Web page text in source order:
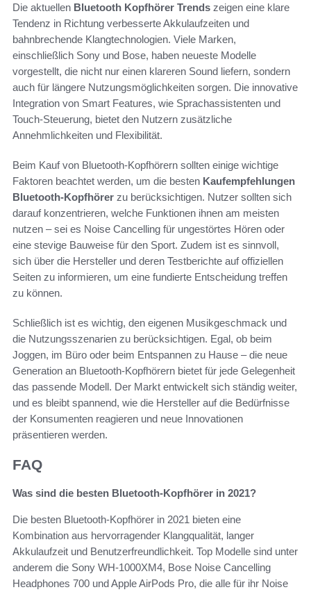
Die aktuellen Bluetooth Kopfhörer Trends zeigen eine klare
Tendenz in Richtung verbesserte Akkulaufzeiten und
bahnbrechende Klangtechnologien. Viele Marken,
einschließlich Sony und Bose, haben neueste Modelle
vorgestellt, die nicht nur einen klareren Sound liefern, sondern
auch für längere Nutzungsmöglichkeiten sorgen. Die innovative
Integration von Smart Features, wie Sprachassistenten und
Touch-Steuerung, bietet den Nutzern zusätzliche
Annehmlichkeiten und Flexibilität.
Beim Kauf von Bluetooth-Kopfhörern sollten einige wichtige
Faktoren beachtet werden, um die besten Kaufempfehlungen
Bluetooth-Kopfhörer zu berücksichtigen. Nutzer sollten sich
darauf konzentrieren, welche Funktionen ihnen am meisten
nutzen – sei es Noise Cancelling für ungestörtes Hören oder
eine stevige Bauweise für den Sport. Zudem ist es sinnvoll,
sich über die Hersteller und deren Testberichte auf offiziellen
Seiten zu informieren, um eine fundierte Entscheidung treffen
zu können.
Schließlich ist es wichtig, den eigenen Musikgeschmack und
die Nutzungsszenarien zu berücksichtigen. Egal, ob beim
Joggen, im Büro oder beim Entspannen zu Hause – die neue
Generation an Bluetooth-Kopfhörern bietet für jede Gelegenheit
das passende Modell. Der Markt entwickelt sich ständig weiter,
und es bleibt spannend, wie die Hersteller auf die Bedürfnisse
der Konsumenten reagieren und neue Innovationen
präsentieren werden.
FAQ
Was sind die besten Bluetooth-Kopfhörer in 2021?
Die besten Bluetooth-Kopfhörer in 2021 bieten eine
Kombination aus hervorragender Klangqualität, langer
Akkulaufzeit und Benutzerfreundlichkeit. Top Modelle sind unter
anderem die Sony WH-1000XM4, Bose Noise Cancelling
Headphones 700 und Apple AirPods Pro, die alle für ihr Noise